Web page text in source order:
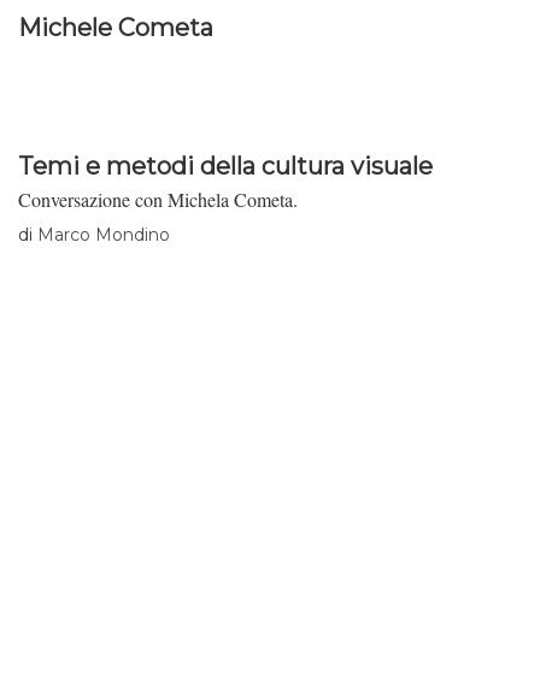
Michele Cometa
Temi e metodi della cultura visuale
Conversazione con Michela Cometa.
di Marco Mondino